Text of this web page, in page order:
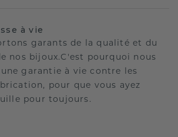
à vie
garants de la qualité et du
nos bijoux.C'est pourquoi nous
garantie à vie contre les
pour que vous ayez
pour toujours.